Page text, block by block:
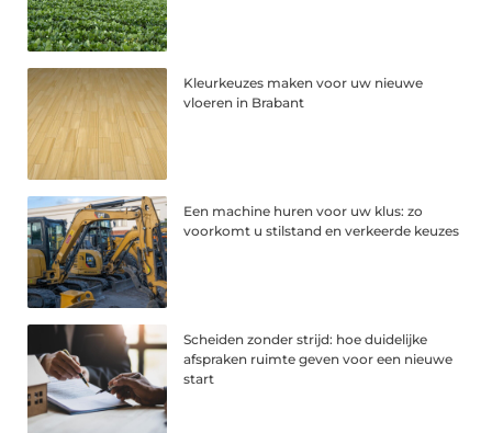
Kleurkeuzes maken voor uw nieuwe
vloeren in Brabant
Een machine huren voor uw klus: zo
voorkomt u stilstand en verkeerde keuzes
Scheiden zonder strijd: hoe duidelijke
afspraken ruimte geven voor een nieuwe
start